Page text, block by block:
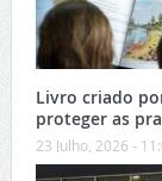
Livro criado
proteger as
23 Julho, 2026 -